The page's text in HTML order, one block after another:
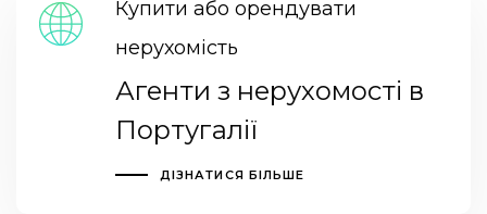
Купити або орендувати
нерухомість
Агенти з нерухомості в
Португалії
ДІЗНАТИСЯ БІЛЬШЕ